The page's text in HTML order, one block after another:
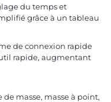
du temps et
grâce à un tableau
de connexion rapide
rapide, augmentant
masse, masse à point,